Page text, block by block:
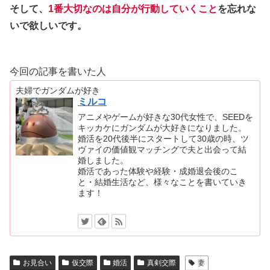
そして、 1番大切なのは自分が行動していくことを忘れな
いで欲しいです。
今回の記事を書いた人
夫婦でガンダムが好き
ミルコ
アニメやゲームが好きな30代女性で、SEEDを
キッカケにガンダムが大好きになりました。
婚活を20代後半にスタートして30歳の時、ツ
ヴァイの価値観マッチングで夫と出会って結
婚しました。
婚活であった体験や経験・成婚退会後のこ
と・結婚生活など、様々なことを書いていき
ます！
お見合い 仮交際 婚活 真剣交際 妻